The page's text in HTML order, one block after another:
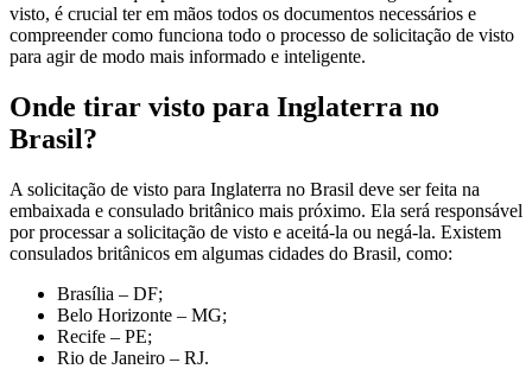
visto, é crucial ter em mãos todos os documentos necessários e
compreender como funciona todo o processo de solicitação de visto
para agir de modo mais informado e inteligente.
Onde tirar visto para Inglaterra no
Brasil?
A solicitação de visto para Inglaterra no Brasil deve ser feita na
embaixada e consulado britânico mais próximo. Ela será responsável
por processar a solicitação de visto e aceitá-la ou negá-la. Existem
consulados britânicos em algumas cidades do Brasil, como:
Brasília – DF;
Belo Horizonte – MG;
Recife – PE;
Rio de Janeiro – RJ.